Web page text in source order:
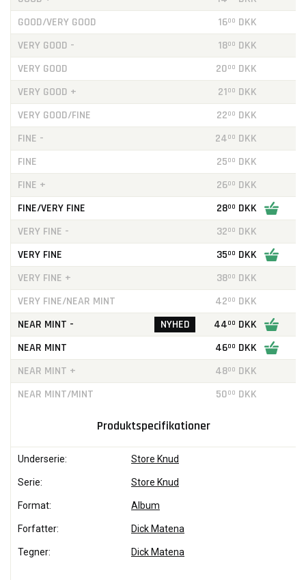
GOOD/VERY GOOD
1600 DKK
VERY GOOD -
1800 DKK
VERY GOOD
2000 DKK
VERY GOOD +
2100 DKK
VERY GOOD/FINE
2200 DKK
FINE -
2400 DKK
FINE
2500 DKK
FINE +
2600 DKK
FINE/VERY FINE
2800 DKK
VERY FINE -
3200 DKK
VERY FINE
3500 DKK
VERY FINE +
3800 DKK
VERY FINE/NEAR MINT
4200 DKK
NEAR MINT -
NYHED 4400 DKK
NEAR MINT
4600 DKK
NEAR MINT +
4800 DKK
NEAR MINT/MINT
5000 DKK
Produktspecifikationer
Underserie: Store Knud
Serie: Store Knud
Format: Album
Forfatter: Dick Matena
Tegner: Dick Matena